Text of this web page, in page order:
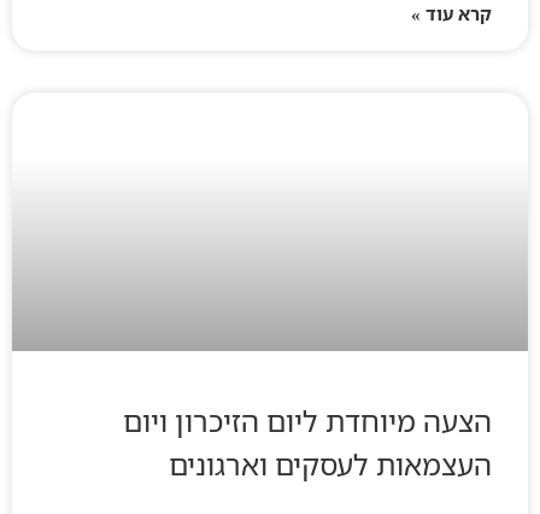
קרא עוד »
הצעה מיוחדת ליום הזיכרון ויום
העצמאות לעסקים וארגונים